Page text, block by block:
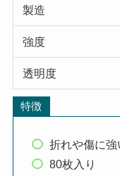
製造
強度
透明度
特徴
折れや傷に
80枚入り